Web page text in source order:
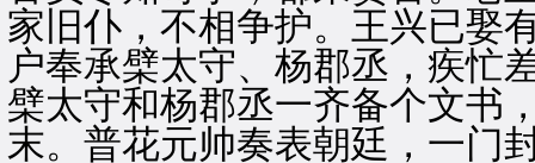
家旧仆，不相争护。王兴已娶
户奉承檗太守、杨郡丞，疾忙
檗太守和杨郡丞一齐备个文书
末。普花元帅奏表朝廷，一门